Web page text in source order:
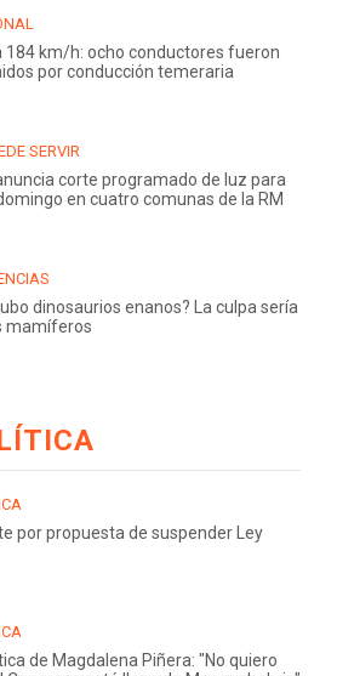
184 km/h: ocho conductores fueron
por conducción temeraria
SERVIR
corte programado de luz para
en cuatro comunas de la RM
dinosaurios enanos? La culpa sería
mamíferos
por propuesta de suspender Ley
de Magdalena Piñera: "No quiero